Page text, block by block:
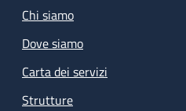
Chi siamo
Dove siamo
Carta dei servizi
Strutture